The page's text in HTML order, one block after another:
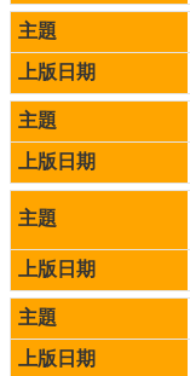
號
碼
表
學校公務信箱：
網
站
資
料
開
放
宣
告
隱